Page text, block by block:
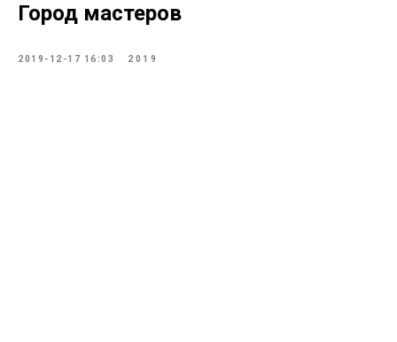
Город мастеров
2019-12-17 16:03 2019